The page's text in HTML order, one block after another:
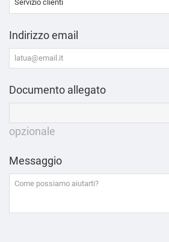
Indirizzo email
Documento allegato
opzionale
Messaggio